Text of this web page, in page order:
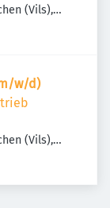
(Vils),
w/d)
(Vils),